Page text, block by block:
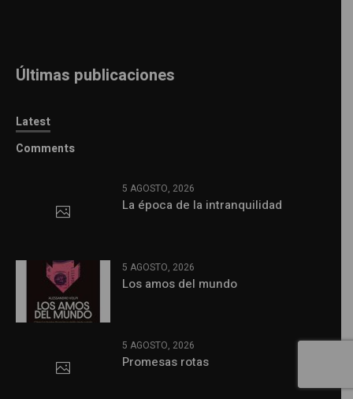
Últimas publicaciones
Latest
Comments
5 AGOSTO, 2026
La época de la intranquilidad
5 AGOSTO, 2026
Los amos del mundo
5 AGOSTO, 2026
Promesas rotas